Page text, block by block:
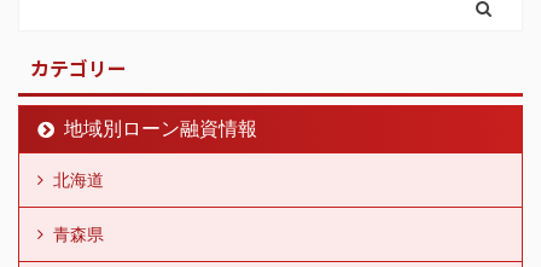
カテゴリー
地域別ローン融資情報
北海道
青森県